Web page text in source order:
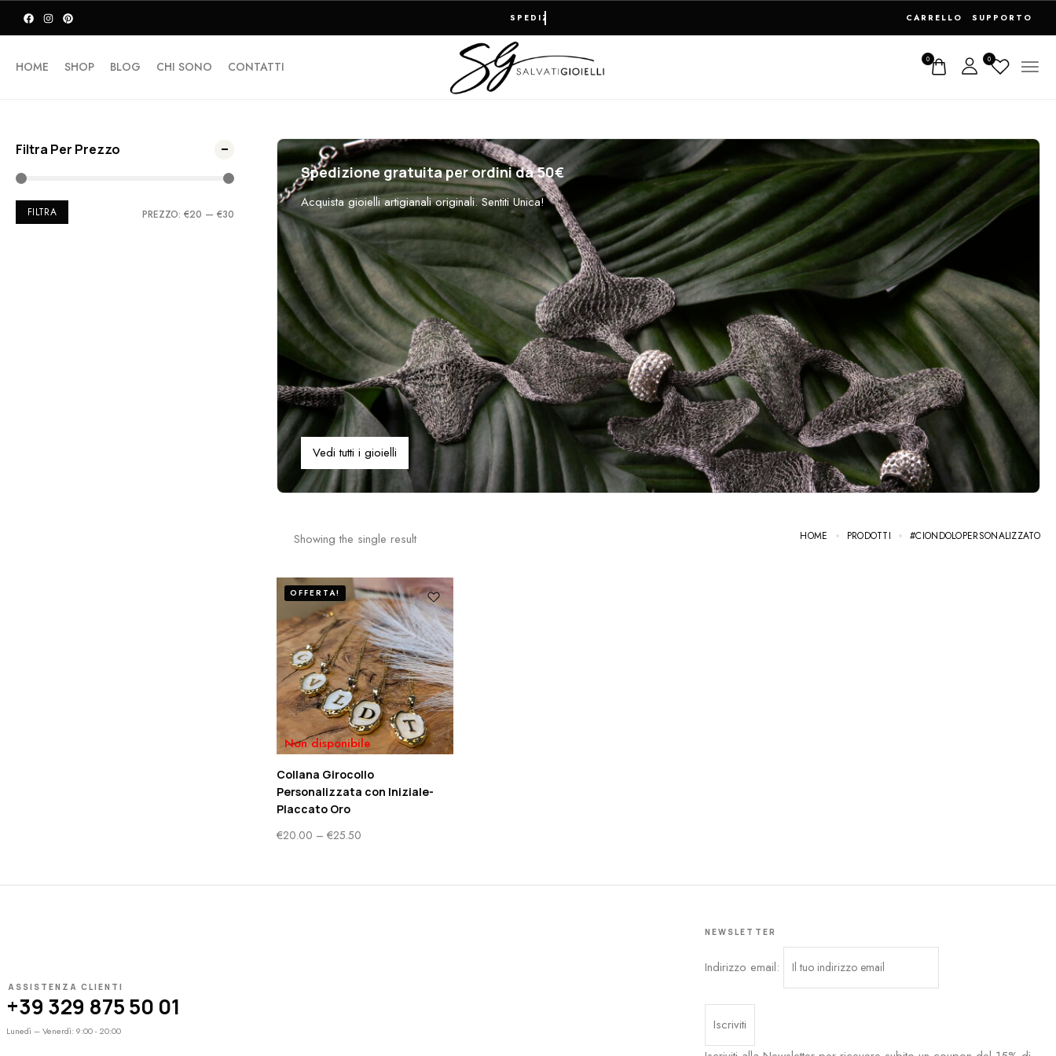
RESO FACILE E PAGAMENTI 100% SICURI CARRELLO SUPPORTO
HOME SHOP BLOG CHI SONO CONTATTI 0 0
Filtra Per Prezzo
FILTRA PREZZO: €20 — €30
Spedizione gratuita per ordini da 50€
Acquista gioielli artigianali originali. Sentiti Unica!
Vedi tutti i gioielli
Showing the single result HOME PRODOTTI #CIONDOLOPERSONALIZZATO
Non disponibile
OFFERTA!
Collana Girocollo
Personalizzata con Iniziale-
Placcato Oro
€20.00 – €25.50
ASSISTENZA CLIENTI
+39 329 875 50 01
Lunedì – Venerdì: 9:00 - 20:00
NEWSLETTER
Indirizzo email: